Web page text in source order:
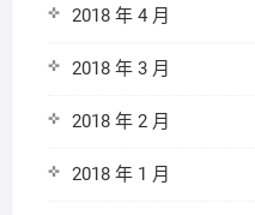
2018 年 4 月
2018 年 3 月
2018 年 2 月
2018 年 1 月